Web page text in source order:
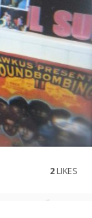
2LIKES